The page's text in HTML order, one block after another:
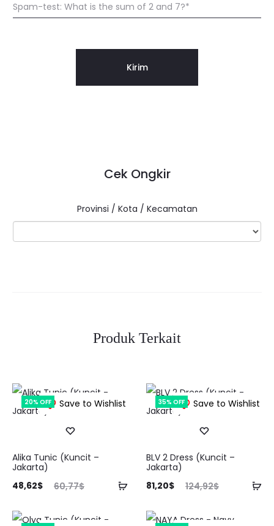
Spam-test: What is the sum of 2 and 7?*
Cek Ongkir
Provinsi / Kota / Kecamatan
Produk Terkait
Save to Wishlist
20% OFF
Tambah
keranjang
Alika Tunic (Kuncit –
Jakarta)
60,77$
Harga
adalah:
48,62$
ini
Save to Wishlist
35% OFF
BLV 2 Dress (Kuncit –
Jakarta)
124,92$
Harga
adalah:
81,20$
Harga
ini